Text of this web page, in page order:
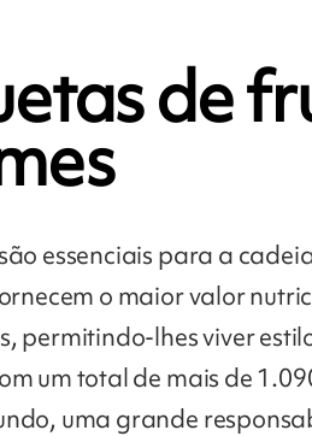
de
essenciais para a
o maior valor
permitindo-lhes viver
um total de mais de
uma grande